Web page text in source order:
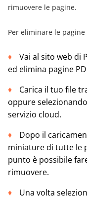
rimuovere le pagine.
Per eliminare le pagine
Vai al sito web di
ed elimina pagine
Carica il tuo file
oppure
servizio cloud.
Dopo il
miniature di tutte le
punto è possibile
rimuovere.
Una volta